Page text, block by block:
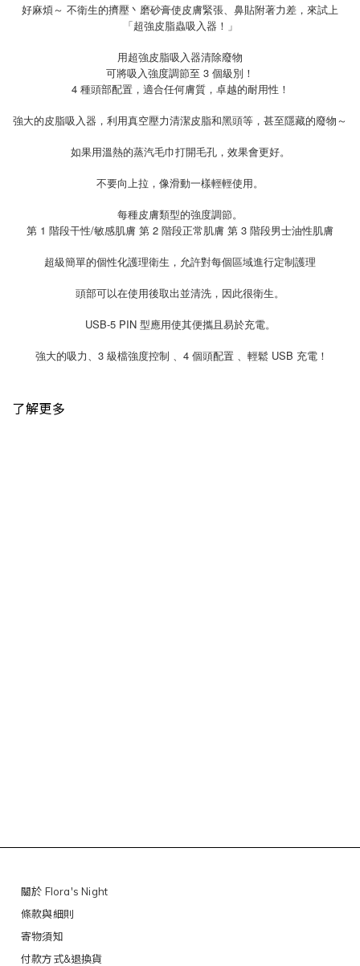
好麻煩～ 不衛生的擠壓丶磨砂膏使皮膚緊張、鼻貼附著力差，來試上
「超強皮脂蟲吸入器！」
用超強皮脂吸入器清除廢物
可將吸入強度調節至 3 個級別！
4 種頭部配置，適合任何膚質，卓越的耐用性！
強大的皮脂吸入器，利用真空壓力清潔皮脂和黑頭等，甚至隱藏的廢物～
如果用溫熱的蒸汽毛巾打開毛孔，效果會更好。
不要向上拉，像滑動一樣輕輕使用。
每種皮膚類型的強度調節。
第 1 階段干性/敏感肌膚 第 2 階段正常肌膚 第 3 階段男士油性肌膚
超級簡單的個性化護理衛生，允許對每個區域進行定制護理
頭部可以在使用後取出並清洗，因此很衛生。
USB-5 PIN 型應用使其便攜且易於充電。
強大的吸力、 3 級檔強度控制 4 個頭配置 、輕鬆 USB 充電！
了解更多
關於 Flora's Night
條款與細則
寄物須知
付款方式&退換貨